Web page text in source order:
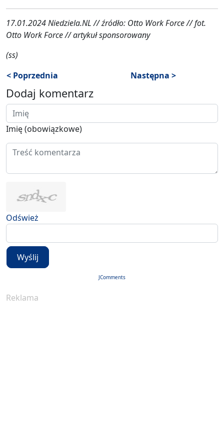
17.01.2024 Niedziela.NL // źródło: Otto Work Force // fot.
Otto Work Force // artykuł sponsorowany
(ss)
< Poprzednia
Następna >
Dodaj komentarz
Imię (obowiązkowe)
Odśwież
Wyślij
JComments
Reklama